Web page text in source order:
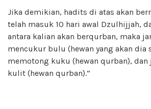
Jika demikian, hadits di atas akan
telah masuk 10 hari awal Dzulhijjah,
antara kalian akan berqurban, maka
mencukur bulu (hewan yang akan dia
memotong kuku (hewan qurban), dan
kulit (hewan qurban).”